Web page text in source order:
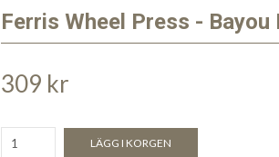
Ferris Wheel Press - Bayou
309 kr
LÄGG I KORGEN